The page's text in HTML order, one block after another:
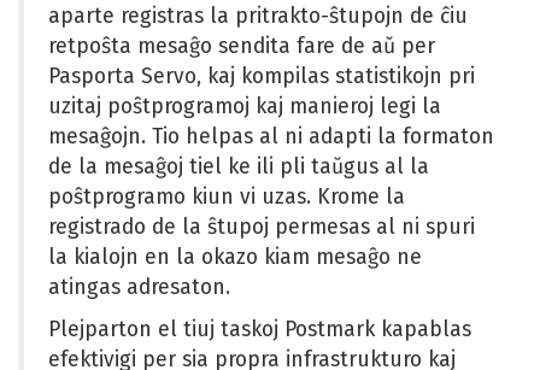
aparte registras la pritrakto-ŝtupojn de ĉiu
retpoŝta mesaĝo sendita fare de aŭ per
Pasporta Servo, kaj kompilas statistikojn pri
uzitaj poŝtprogramoj kaj manieroj legi la
mesaĝojn. Tio helpas al ni adapti la formaton
de la mesaĝoj tiel ke ili pli taŭgus al la
poŝtprogramo kiun vi uzas. Krome la
registrado de la ŝtupoj permesas al ni spuri
la kialojn en la okazo kiam mesaĝo ne
atingas adresaton.
Plejparton el tiuj taskoj Postmark kapablas
efektivigi per sia propra infrastrukturo kaj